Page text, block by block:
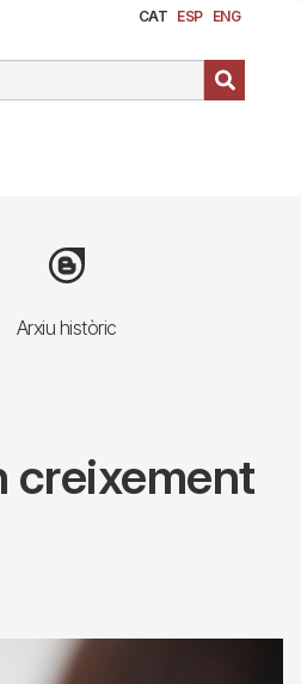
CAT ESP ENG
Arxiu històric
Image
creixement